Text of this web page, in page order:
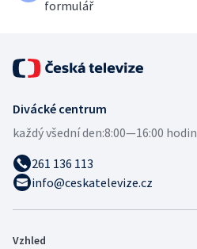
formulář
Divácké centrum
každý všední den:8:00—16:00 hodin
261 136 113
info@ceskatelevize.cz
Vzhled